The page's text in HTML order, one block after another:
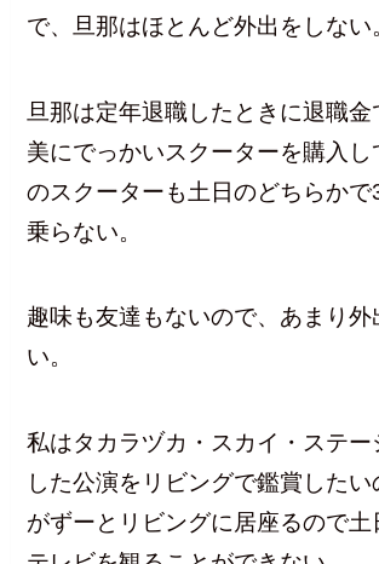
で、旦那はほとんど外出をしない
旦那は定年退職したときに退職
美にでっかいスクーターを購入し
のスクーターも土日のどちらか
乗らない。
趣味も友達もないので、あまり外
い。
私はタカラヅカ・スカイ・ステー
した公演をリビングで鑑賞した
がずーとリビングに居座るので土